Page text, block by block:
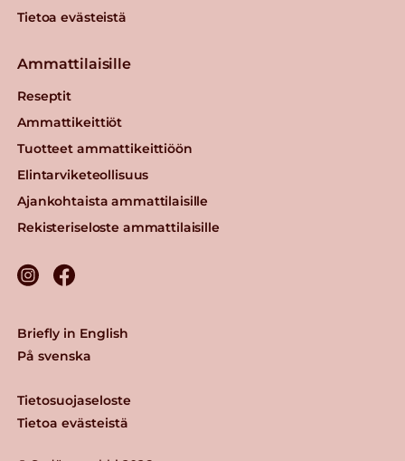
Tietoa evästeistä
Ammattilaisille
Reseptit
Ammattikeittiöt
Tuotteet ammattikeittiöön
Elintarviketeollisuus
Ajankohtaista ammattilaisille
Rekisteriseloste ammattilaisille
Tietosuojaseloste
Tietoa evästeistä
Briefly in English
På svenska